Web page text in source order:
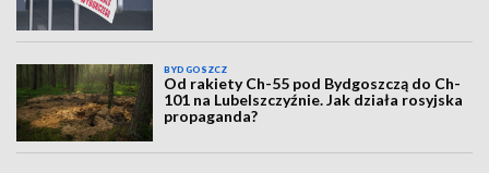
BYDGOSZCZ
Od rakiety Ch-55 pod Bydgoszczą do Ch-
101 na Lubelszczyźnie. Jak działa rosyjska
propaganda?